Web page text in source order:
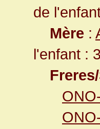
de
Mère :
l'enfant :